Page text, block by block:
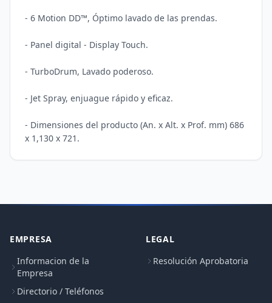
- 6 Motion DD™, Óptimo lavado de las prendas.
- Panel digital - Display Touch.
- TurboDrum, Lavado poderoso.
- Jet Spray, enjuague rápido y eficaz.
- Dimensiones del producto (An. x Alt. x Prof. mm) 686
EMPRESA
Informacion de la
Empresa
Directorio / Teléfonos
LEGAL
Resolución Aprobatoria